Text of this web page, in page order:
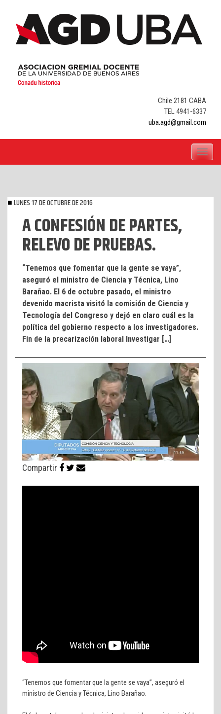
content
Chile 2181 CABA
TEL 4941-6337
uba.agd@gmail.com
Toggle
LUNES 17 DE OCTUBRE DE 2016
A CONFESIÓN DE PARTES,
RELEVO DE PRUEBAS.
“Tenemos que fomentar que la gente se vaya”,
aseguró el ministro de Ciencia y Técnica, Lino
Barañao. El 6 de octubre pasado, el ministro
devenido macrista visitó la comisión de Ciencia y
Tecnología del Congreso y dejó en claro cuál es la
política del gobierno respecto a los investigadores.
Fin de la precarización laboral Investigar […]
Compartir
“Tenemos que fomentar que la gente se vaya”, aseguró el
ministro de Ciencia y Técnica, Lino Barañao.